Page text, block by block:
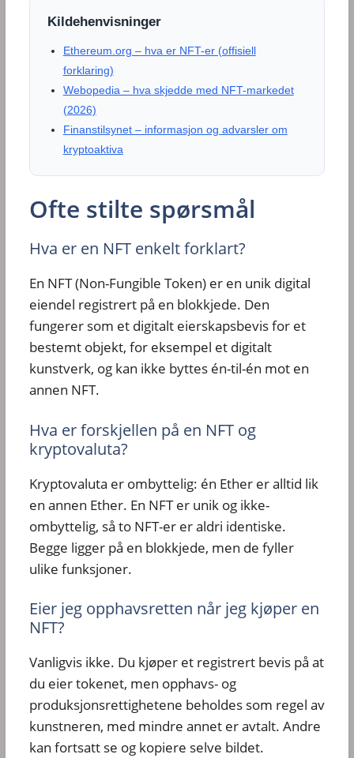
Kildehenvisninger
Ethereum.org – hva er NFT-er (offisiell
forklaring)
Webopedia – hva skjedde med NFT-markedet
(2026)
Finanstilsynet – informasjon og advarsler om
kryptoaktiva
Ofte stilte spørsmål
Hva er en NFT enkelt forklart?
En NFT (Non-Fungible Token) er en unik digital
eiendel registrert på en blokkjede. Den
fungerer som et digitalt eierskapsbevis for et
bestemt objekt, for eksempel et digitalt
kunstverk, og kan ikke byttes én-til-én mot en
annen NFT.
Hva er forskjellen på en NFT og
kryptovaluta?
Kryptovaluta er ombyttelig: én Ether er alltid lik
en annen Ether. En NFT er unik og ikke-
ombyttelig, så to NFT-er er aldri identiske.
Begge ligger på en blokkjede, men de fyller
ulike funksjoner.
Eier jeg opphavsretten når jeg kjøper en
NFT?
Vanligvis ikke. Du kjøper et registrert bevis på at
du eier tokenet, men opphavs- og
produksjonsrettighetene beholdes som regel av
kunstneren, med mindre annet er avtalt. Andre
kan fortsatt se og kopiere selve bildet.